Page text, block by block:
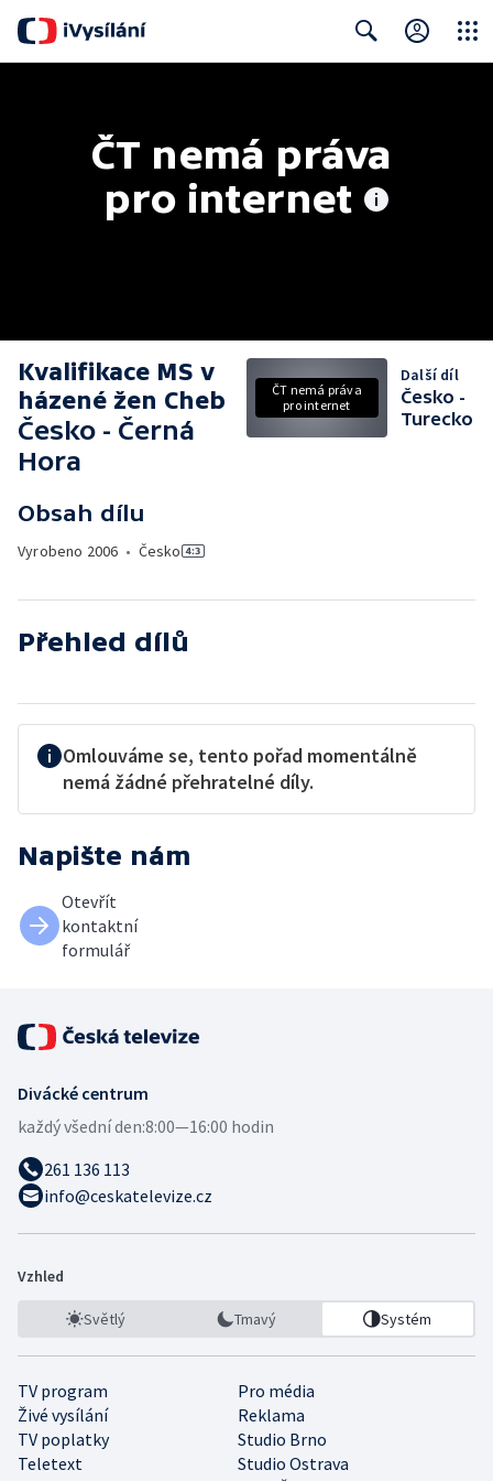
ČT nemá práva
pro internet
Kvalifikace MS v
házené žen Cheb
Česko - Černá
Hora
Obsah dílu
Vyrobeno 2006 • Česko
ČT nemá práva
pro internet
Další díl
Česko -
Turecko
Přehled dílů
Omlouváme se, tento pořad momentálně
nemá žádné přehratelné díly.
Napište nám
Otevřít
kontaktní
formulář
Divácké centrum
každý všední den:8:00—16:00 hodin
261 136 113
info@ceskatelevize.cz
Vzhled
Světlý Tmavý Systém
TV program
Pro média
Živé vysílání
Reklama
TV poplatky
Studio Brno
Teletext
Studio Ostrava